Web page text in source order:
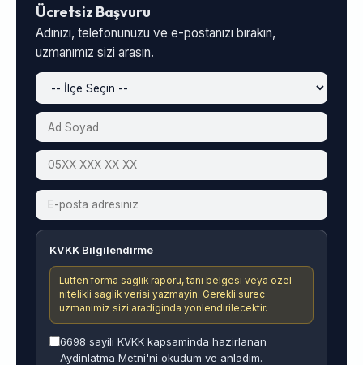
Ücretsiz Başvuru
Adınızı, telefonunuzu ve e-postanızı bırakın,
uzmanımız sizi arasın.
KVKK Bilgilendirme
Lutfen forma saglik raporu, tani belgesi veya ozel
nitelikli saglik verisi yazmayin. Gerekli surec
uzmanimiz sizi aradiginda yonlendirilecektir.
6698 sayili KVKK kapsaminda hazirlanan
Aydinlatma Metni'ni okudum ve anladim.